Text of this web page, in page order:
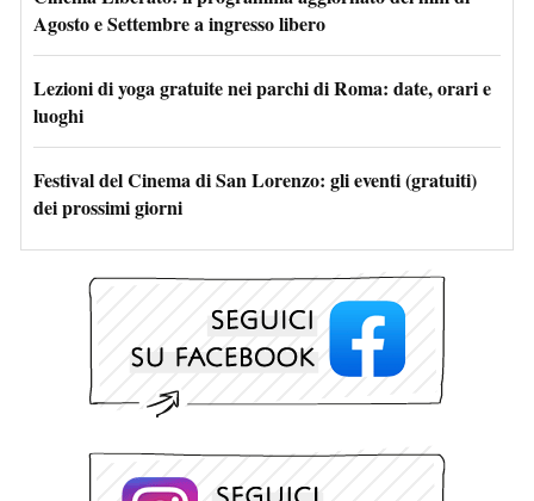
Agosto e Settembre a ingresso libero
Lezioni di yoga gratuite nei parchi di Roma: date, orari e
luoghi
Festival del Cinema di San Lorenzo: gli eventi (gratuiti)
dei prossimi giorni